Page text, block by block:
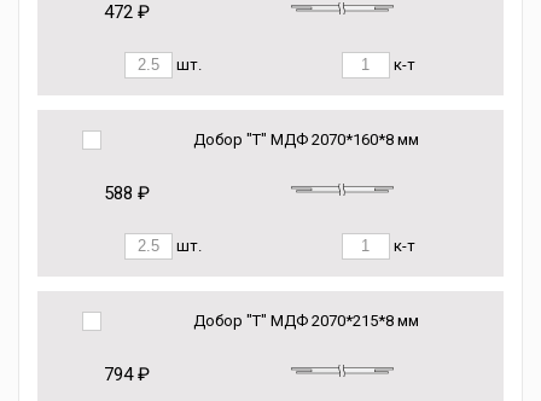
472 ₽
шт. к-т
Добор "Т" МДФ 2070*160*8 мм
588 ₽
шт. к-т
Добор "Т" МДФ 2070*215*8 мм
794 ₽